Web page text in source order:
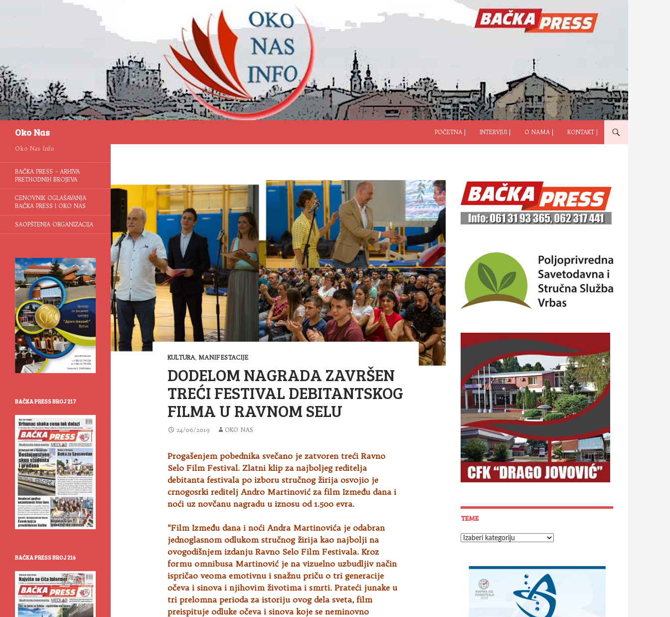
Oko Nas
POČETNA |
INTERVJUI | O NAMA | KONTAKT |
KULTURA, MANIFESTACIJE
DODELOM NAGRADA ZAVRŠEN
TREĆI FESTIVAL DEBITANTSKOG
FILMA U RAVNOM SELU
24/06/2019 OKO NAS
Progašenjem pobednika svečano je zatvoren treći Ravno
Selo Film Festival. Zlatni klip za najboljeg reditelja
debitanta festivala po izboru stručnog žirija osvojio je
crnogosrki reditelj Andro Martinović za film Između dana i
noći uz novčanu nagradu u iznosu od 1.500 evra.
“Film Između dana i noći Andra Martinovića je odabran
jednoglasnom odlukom stručnog žirija kao najbolji na
ovogodišnjem izdanju Ravno Selo Film Festivala. Kroz
formu omnibusa Martinović je na vizuelno uzbudljiv način
ispričao veoma emotivnu i snažnu priču o tri generacije
očeva i sinova i njihovim životima i smrti. Prateći junake u
tri prelomna perioda za istoriju ovog dela sveta, film
preispituje odluke očeva i sinova koje se neminovno
TEME
Teme
Oko Nas Info
BAČKA PRESS – ARHIVA
PRETHODNIH BROJEVA
CENOVNIK OGLAŠAVANJA
BAČKA PRESS I OKO NAS
SAOPŠTENJA ORGANIZACIJA
BAČKA PRESS BROJ 217
BAČKA PRESS BROJ 216